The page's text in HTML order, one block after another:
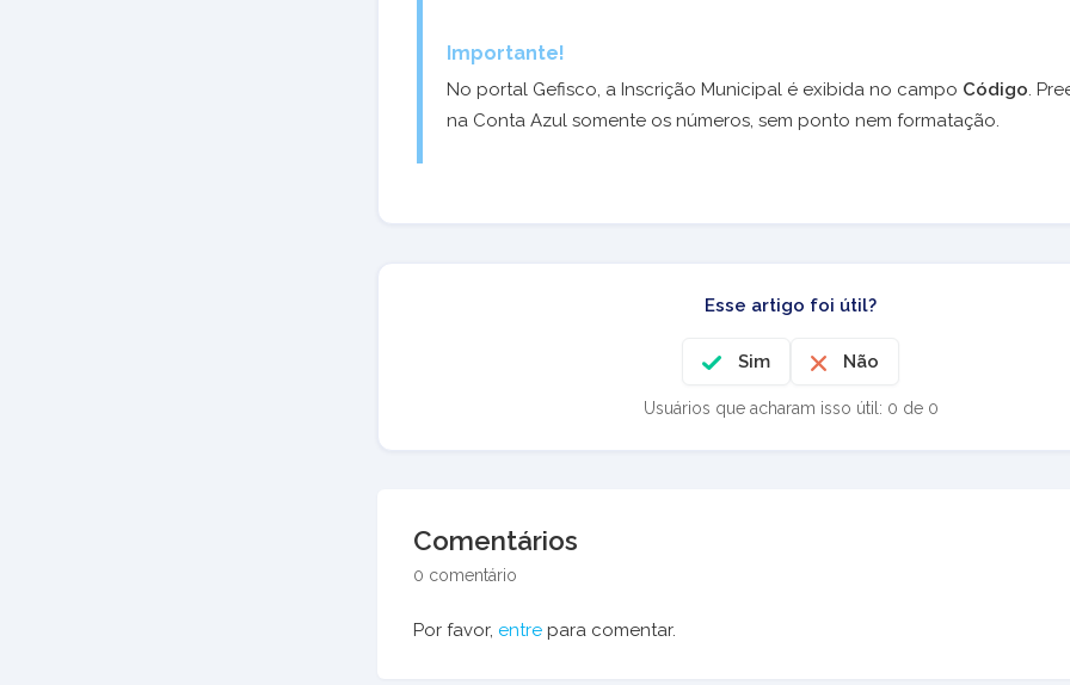
Importante!
No portal Gefisco, a Inscrição Municipal é exibida no campo Código.
na Conta Azul somente os números, sem ponto nem formatação.
Esse artigo foi útil?
Sim Não
Usuários que acharam isso útil: 0 de 0
Comentários
0 comentário
Por favor, entre para comentar.